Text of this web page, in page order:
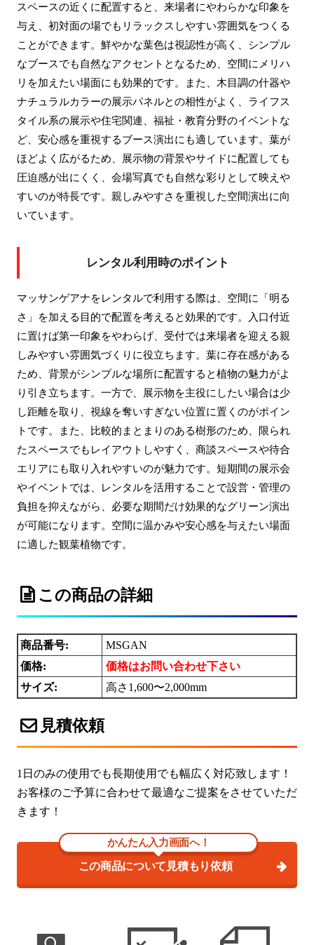
スペースの近くに配置すると、来場者にやわらかな印象を
与え、初対面の場でもリラックスしやすい雰囲気をつくる
ことができます。鮮やかな葉色は視認性が高く、シンプル
なブースでも自然なアクセントとなるため、空間にメリハ
リを加えたい場面にも効果的です。また、木目調の什器や
ナチュラルカラーの展示パネルとの相性がよく、ライフス
タイル系の展示や住宅関連、福祉・教育分野のイベントな
ど、安心感を重視するブース演出にも適しています。葉が
ほどよく広がるため、展示物の背景やサイドに配置しても
圧迫感が出にくく、会場写真でも自然な彩りとして映えや
すいのが特長です。親しみやすさを重視した空間演出に向
いています。
レンタル利用時のポイント
マッサンゲアナをレンタルで利用する際は、空間に「明る
さ」を加える目的で配置を考えると効果的です。入口付近
に置けば第一印象をやわらげ、受付では来場者を迎える親
しみやすい雰囲気づくりに役立ちます。葉に存在感がある
ため、背景がシンプルな場所に配置すると植物の魅力がよ
り引き立ちます。一方で、展示物を主役にしたい場合は少
し距離を取り、視線を奪いすぎない位置に置くのがポイン
トです。また、比較的まとまりのある樹形のため、限られ
たスペースでもレイアウトしやすく、商談スペースや待合
エリアにも取り入れやすいのが魅力です。短期間の展示会
やイベントでは、レンタルを活用することで設営・管理の
負担を抑えながら、必要な期間だけ効果的なグリーン演出
が可能になります。空間に温かみや安心感を与えたい場面
に適した観葉植物です。
この商品の詳細
商品番号:
MSGAN
価格:
価格はお問い合わせ下さい
サイズ:
高さ1,600〜2,000mm
見積依頼
1日のみの使用でも長期使用でも幅広く対応致します！
お客様のご予算に合わせて最適なご提案をさせていただ
きます！
かんたん入力画面へ！
この商品について見積もり依頼